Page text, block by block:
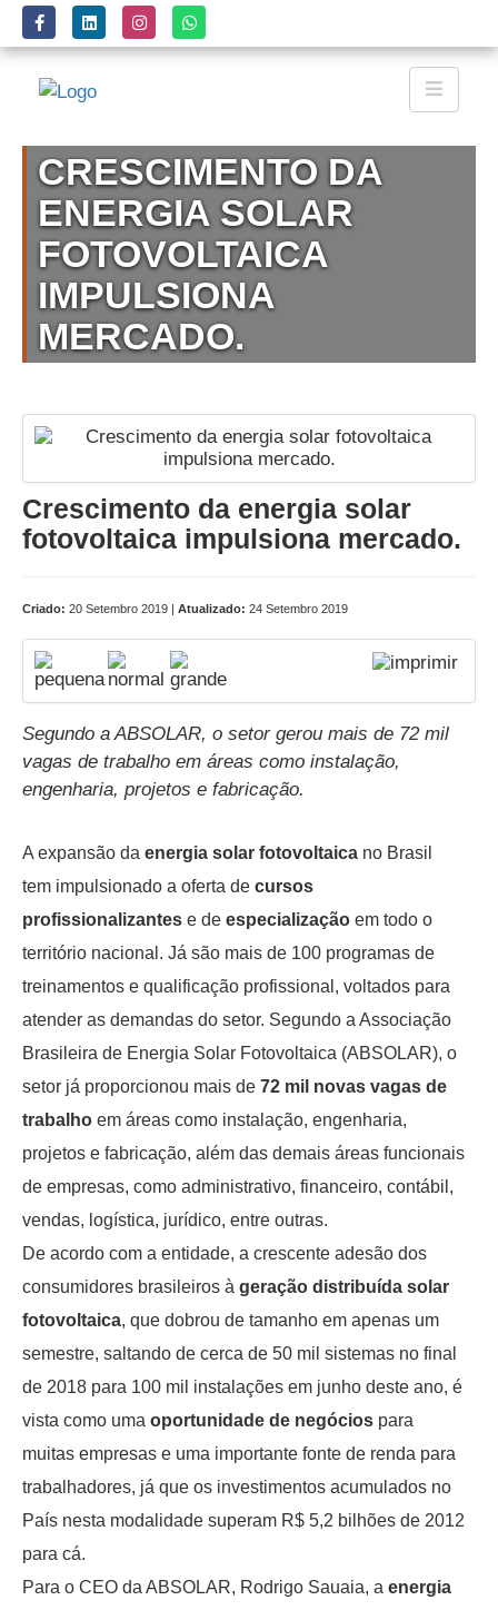
CRESCIMENTO DA
ENERGIA SOLAR
FOTOVOLTAICA
IMPULSIONA
MERCADO.
Crescimento da energia solar
fotovoltaica impulsiona mercado.
Criado: 20 Setembro 2019 | Atualizado: 24 Setembro 2019
Segundo a ABSOLAR, o setor gerou mais de 72 mil
vagas de trabalho em áreas como instalação,
engenharia, projetos e fabricação.
A expansão da energia solar fotovoltaica no Brasil
tem impulsionado a oferta de cursos
profissionalizantes e de especialização em todo o
território nacional. Já são mais de 100 programas de
treinamentos e qualificação profissional, voltados para
atender as demandas do setor. Segundo a Associação
Brasileira de Energia Solar Fotovoltaica (ABSOLAR), o
setor já proporcionou mais de 72 mil novas vagas de
trabalho em áreas como instalação, engenharia,
projetos e fabricação, além das demais áreas funcionais
de empresas, como administrativo, financeiro, contábil,
vendas, logística, jurídico, entre outras.
De acordo com a entidade, a crescente adesão dos
consumidores brasileiros à geração distribuída solar
fotovoltaica, que dobrou de tamanho em apenas um
semestre, saltando de cerca de 50 mil sistemas no final
de 2018 para 100 mil instalações em junho deste ano, é
vista como uma oportunidade de negócios para
muitas empresas e uma importante fonte de renda para
trabalhadores, já que os investimentos acumulados no
País nesta modalidade superam R$ 5,2 bilhões de 2012
para cá.
Para o CEO da ABSOLAR, Rodrigo Sauaia, a energia